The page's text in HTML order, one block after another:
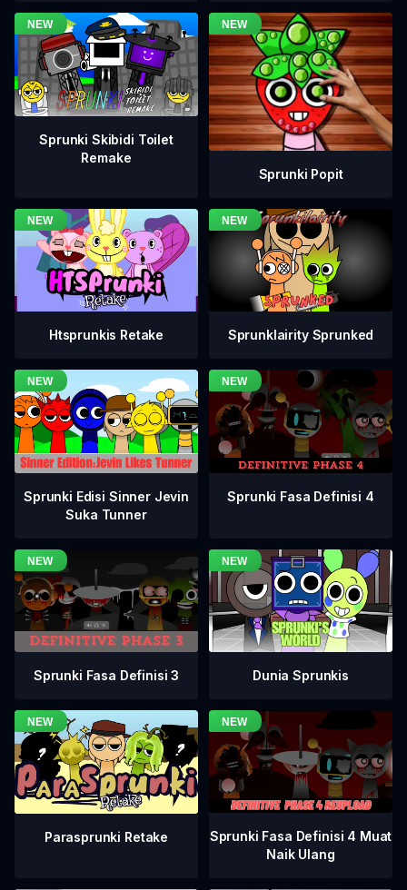
Sprunki Skibidi Toilet
Remake
Sprunki Popit
Htsprunkis Retake Sprunklairity Sprunked
Sprunki Edisi Sinner Jevin
Suka Tunner
Sprunki Fasa Definisi 4
Sprunki Fasa Definisi 3 Dunia Sprunkis
Parasprunki Retake
Sprunki Fasa Definisi 4 Muat
Naik Ulang